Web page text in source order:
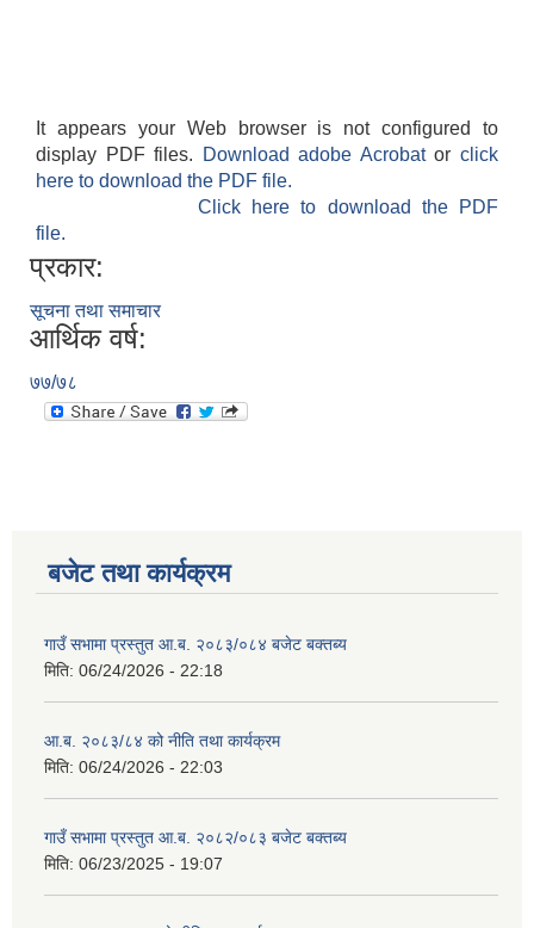
It appears your Web browser is not configured to
display PDF files.
Download adobe Acrobatorclick
here to download the PDF file.
Click here to download the PDF
file.
प्रकार:
सूचना तथा समाचार
आर्थिक वर्ष:
७७/७८
बजेट तथा कार्यक्रम
गाउँ सभामा प्रस्तुत आ.ब. २०८३/०८४ बजेट बक्तब्य
मिति: 06/24/2026 - 22:18
आ.ब. २०८३/८४ को नीति तथा कार्यक्रम
मिति: 06/24/2026 - 22:03
गाउँ सभामा प्रस्तुत आ.ब. २०८२/०८३ बजेट बक्तब्य
मिति: 06/23/2025 - 19:07